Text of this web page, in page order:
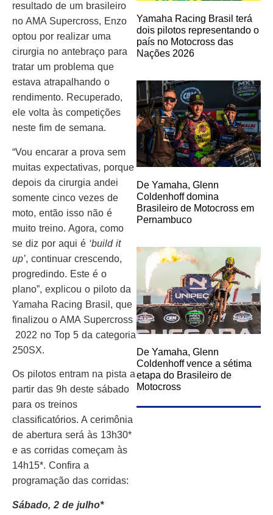
resultado de um brasileiro
no AMA Supercross, Enzo
optou por realizar uma
cirurgia no antebraço para
tratar um problema que
estava atrapalhando o
rendimento. Recuperado,
ele volta às competições
neste fim de semana.
“Vou encarar a prova sem
muitas expectativas, porque
depois da cirurgia andei
somente cinco vezes de
moto, então isso não é
muito treino. Agora, como
se diz por aqui é ‘build it
up’, continuar crescendo,
progredindo. Este é o
plano”, explicou o piloto da
Yamaha Racing Brasil, que
finalizou o AMA Supercross
2022 no Top 5 da categoria
250SX.
Os pilotos entram na pista a
partir das 9h deste sábado
para os treinos
classificatórios. A cerimônia
de abertura será às 13h30*
e as corridas começam às
14h15*. Confira a
programação das corridas:
Sábado, 2 de julho*
Yamaha Racing Brasil terá
dois pilotos representando o
país no Motocross das
Nações 2026
De Yamaha, Glenn
Coldenhoff domina
Brasileiro de Motocross em
Pernambuco
De Yamaha, Glenn
Coldenhoff vence a sétima
etapa do Brasileiro de
Motocross